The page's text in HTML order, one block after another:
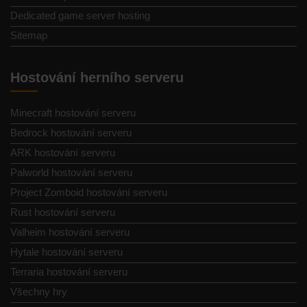
Dedicated game server hosting
Sitemap
Hostování herního serveru
Minecraft hostování serveru
Bedrock hostování serveru
ARK hostování serveru
Palworld hostování serveru
Project Zomboid hostování serveru
Rust hostování serveru
Valheim hostování serveru
Hytale hostování serveru
Terraria hostování serveru
Všechny hry